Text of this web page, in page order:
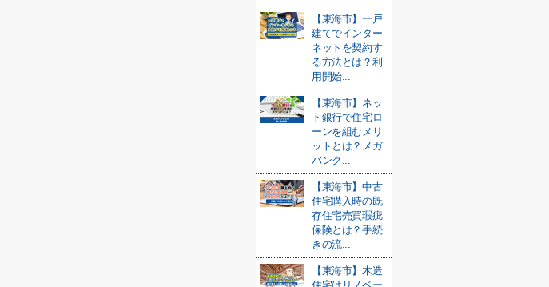
【東海市】一戸
建てでインター
ネットを契約す
る方法とは？利
用開始...
【東海市】ネッ
ト銀行で住宅ロ
ーンを組むメリ
ットとは？メガ
バンク...
【東海市】中古
住宅購入時の既
存住宅売買瑕疵
保険とは？手続
きの流...
【東海市】木造